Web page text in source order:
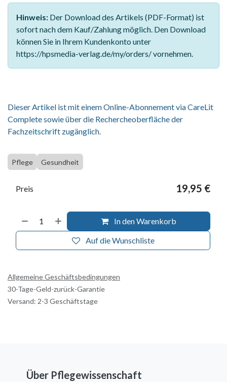
Hinweis: Der Download des Artikels (PDF-Format) ist
sofort nach dem Kauf/Zahlung möglich. Den Download
können Sie in Ihrem Kundenkonto unter
https://hpsmedia-verlag.de/my/orders/ vornehmen.
Dieser Artikel ist mit einem Online-Abonnement via CareLit
Complete sowie über die Rechercheoberfläche der
Fachzeitschrift zugänglich.
Pflege Gesundheit
In den Warenkorb
Auf die Wunschliste
Preis 19,95 €
Allgemeine Geschäftsbedingungen
30-Tage-Geld-zurück-Garantie
Versand: 2-3 Geschäftstage
Über Pflegewissenschaft